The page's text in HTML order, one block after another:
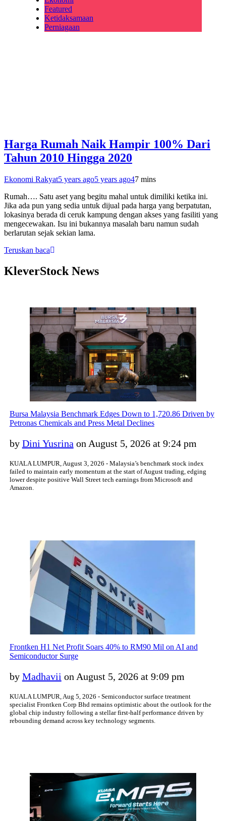
Featured
Ketidaksamaan
Perniagaan
Harga Rumah Naik Hampir 100% Dari
Tahun 2010 Hingga 2020
Ekonomi Rakyat5 years ago5 years ago47 mins
Rumah…. Satu aset yang begitu mahal untuk dimiliki ketika ini.
Jika ada pun yang sedia untuk dijual pada harga yang berpatutan,
lokasinya berada di ceruk kampung dengan akses yang fasiliti yang
mengecewakan. Isu ini bukannya masalah baru namun sudah
berlarutan sejak sekian lama.
Teruskan baca
KleverStock News
Bursa Malaysia Benchmark Edges Down to 1,720.86 Driven by
Petronas Chemicals and Press Metal Declines
by Dini Yusrina on August 5, 2026 at 9:24 pm
KUALA LUMPUR, August 3, 2026 - Malaysia’s benchmark stock index
failed to maintain early momentum at the start of August trading, edging
lower despite positive Wall Street tech earnings from Microsoft and
Amazon.
Frontken H1 Net Profit Soars 40% to RM90 Mil on AI and
Semiconductor Surge
by Madhavii on August 5, 2026 at 9:09 pm
KUALA LUMPUR, Aug 5, 2026 - Semiconductor surface treatment
specialist Frontken Corp Bhd remains optimistic about the outlook for the
global chip industry following a stellar first-half performance driven by
rebounding demand across key technology segments.